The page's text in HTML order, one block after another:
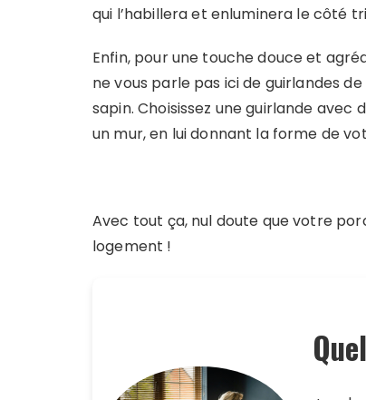
qui l’habillera et enluminera le côté
Enfin, pour une touche douce et
ne vous parle pas ici de guirlandes
sapin. Choisissez une guirlande
un mur, en lui donnant la forme de
Avec tout ça, nul doute que votre
logement !